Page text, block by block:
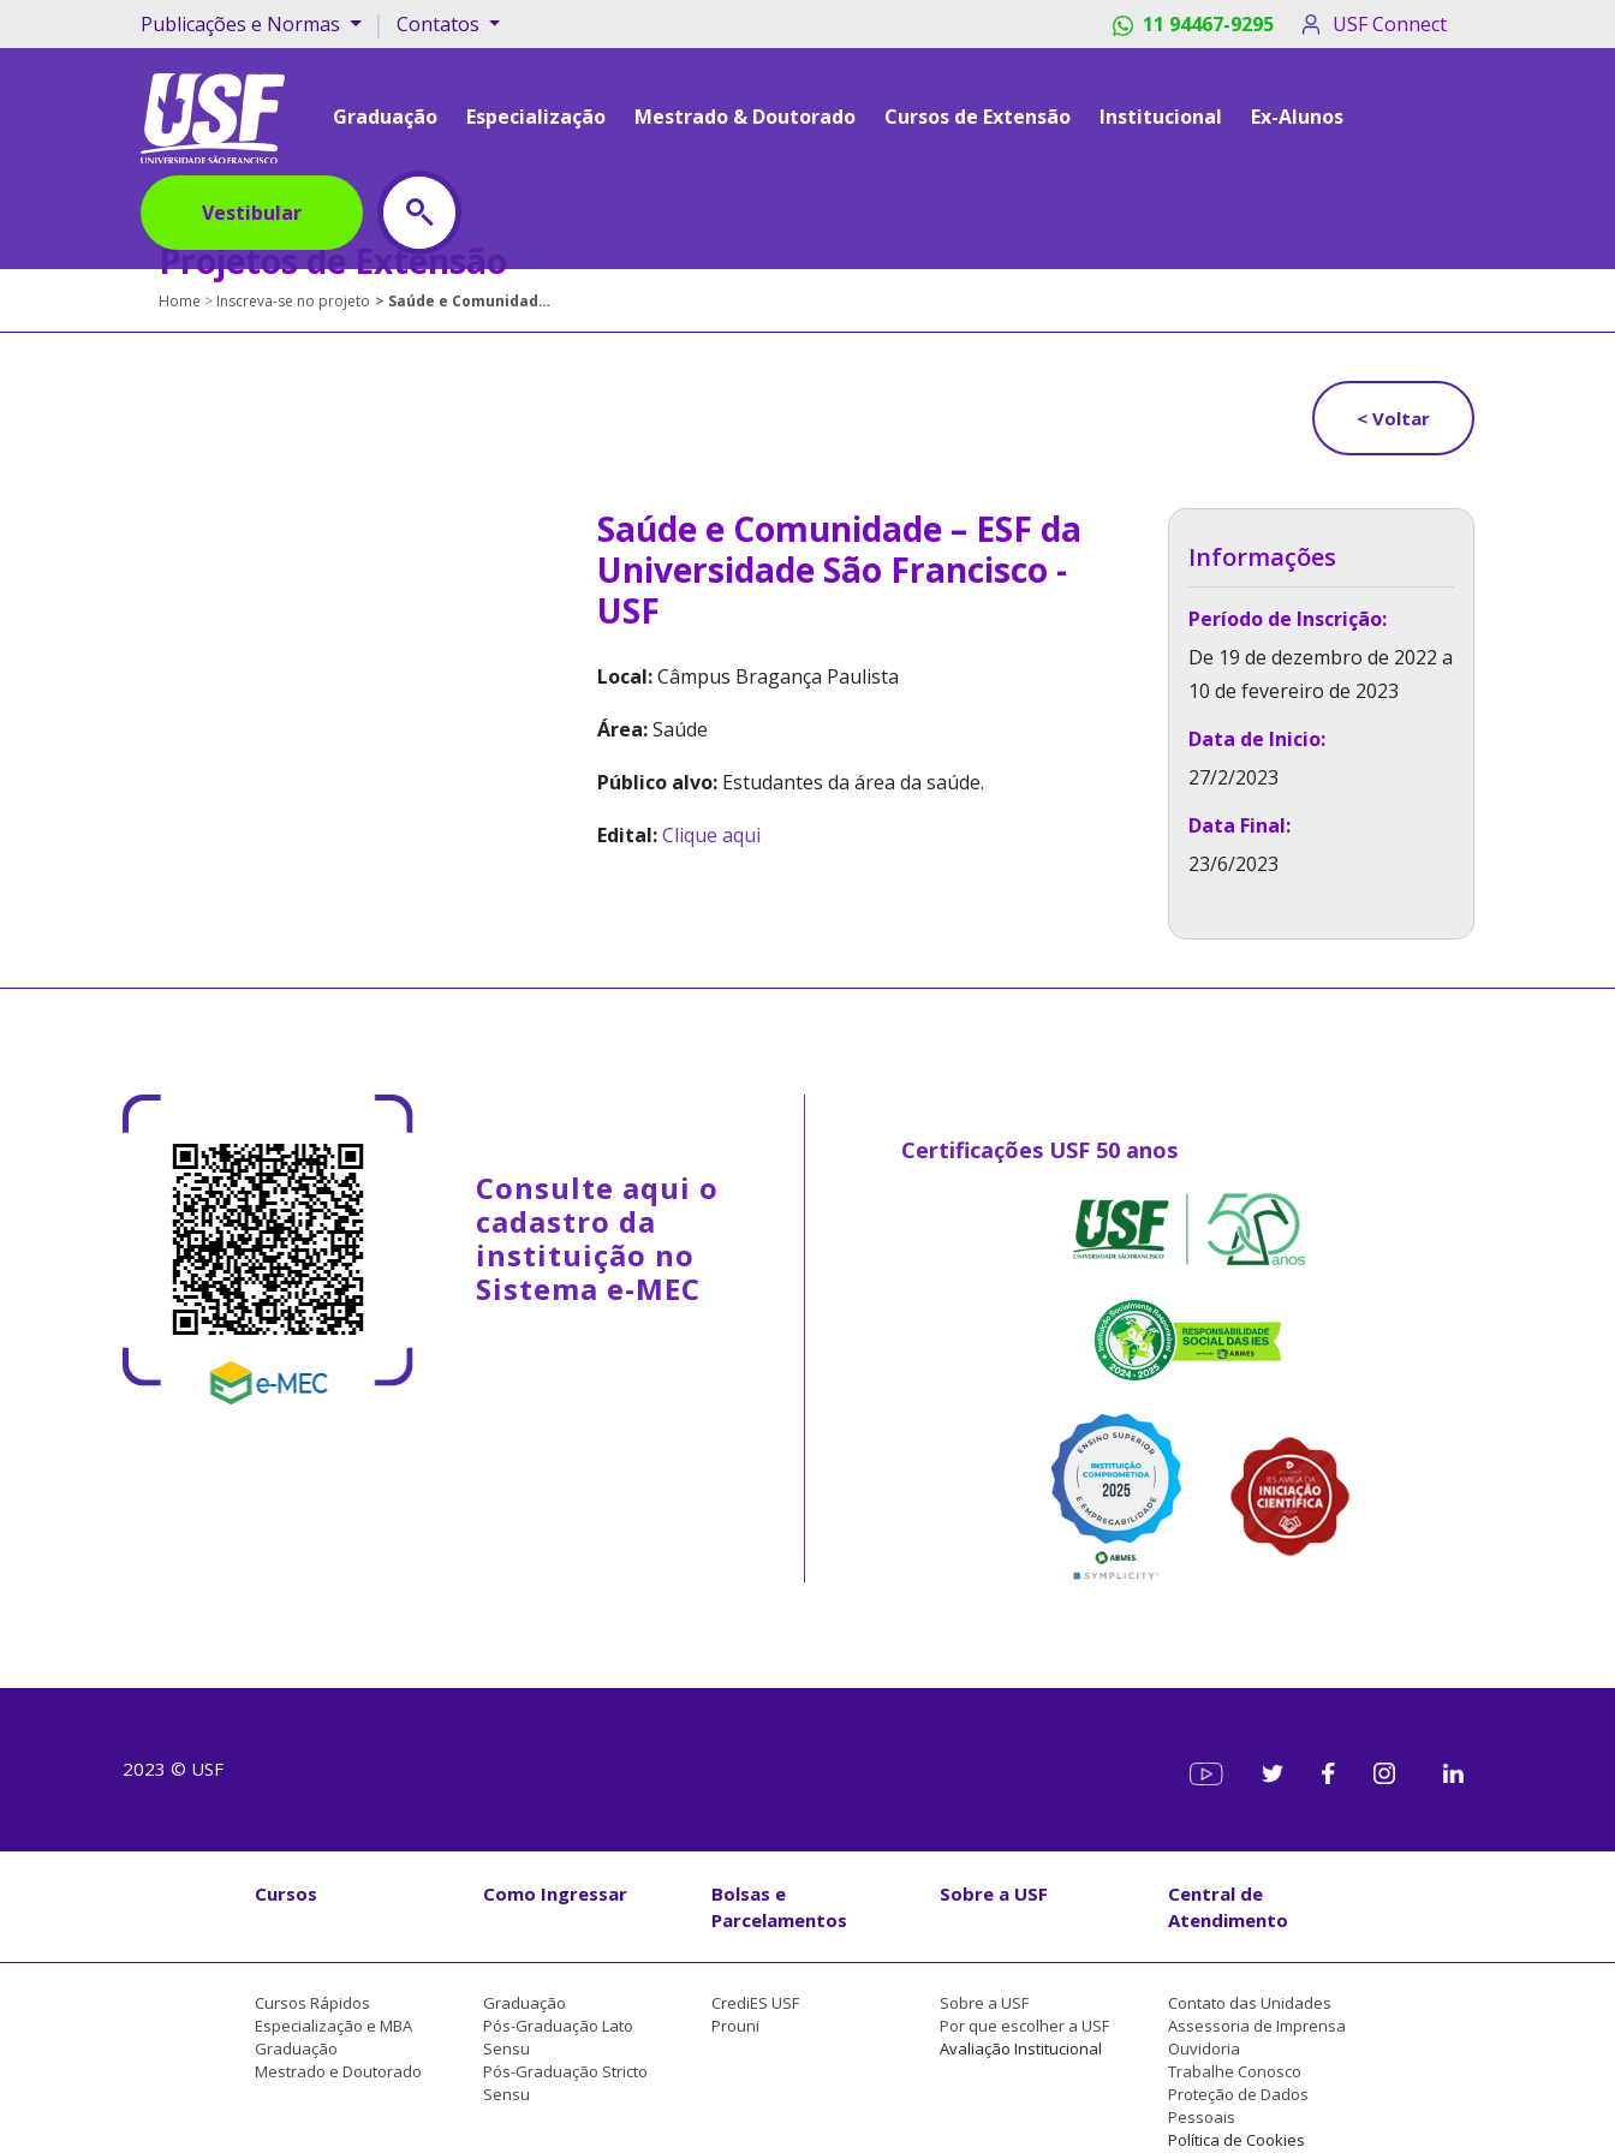
Publicações e Normas | Contatos 11 94467-9295 USF Connect
Graduação Especialização Mestrado & Doutorado Cursos de Extensão Institucional Ex-Alunos
Vestibular
Projetos de Extensão
Home Inscreva-se no projeto Saúde e Comunidade – ESF da Universidade São Francisco - USF
< Voltar
Saúde e Comunidade – ESF da
Universidade São Francisco -
USF
Local:Câmpus Bragança Paulista
Área:Saúde
Público alvo: Estudantes da área da saúde.
Edital:Clique aqui
Informações
Período de Inscrição:
De 19 de dezembro de 2022 a
10 de fevereiro de 2023
Data de Inicio:
27/2/2023
Data Final:
23/6/2023
Consulte aqui o
cadastro da
instituição no
Sistema e-MEC
Certificações USF 50 anos
2023 © USF
Cursos Como Ingressar
Bolsas e
Parcelamentos
Sobre a USF
Central de
Atendimento
Cursos Rápidos
Especialização e MBA
Graduação
Mestrado e Doutorado
Graduação
Pós-Graduação Lato
Sensu
Pós-Graduação Stricto
Sensu
CrediES USF
Prouni
Sobre a USF
Por que escolher a USF
Avaliação Institucional
Contato das Unidades
Assessoria de Imprensa
Ouvidoria
Trabalhe Conosco
Proteção de Dados
Pessoais
Política de Cookies